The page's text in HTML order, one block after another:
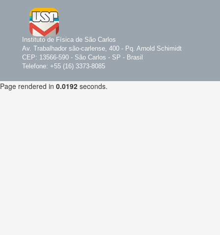
Instituto de Física de São Carlos
Av. Trabalhador são-carlense, 400 - Pq. Arnold Schimidt
CEP: 13566-590 - São Carlos - SP - Brasil
Telefone: +55 (16) 3373-8085
Page rendered in 0.0192 seconds.